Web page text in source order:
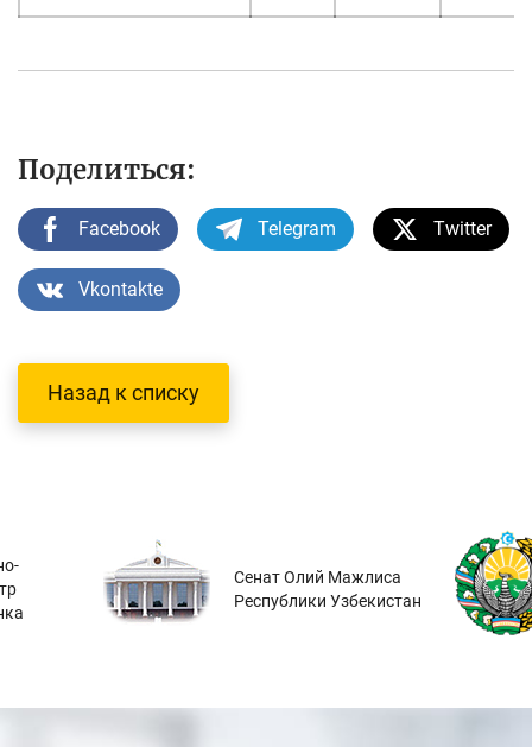
Поделиться:
Facebook Telegram Twitter
Vkontakte
Назад к списку
Сенат Олий Мажлиса
Республики Узбекистан